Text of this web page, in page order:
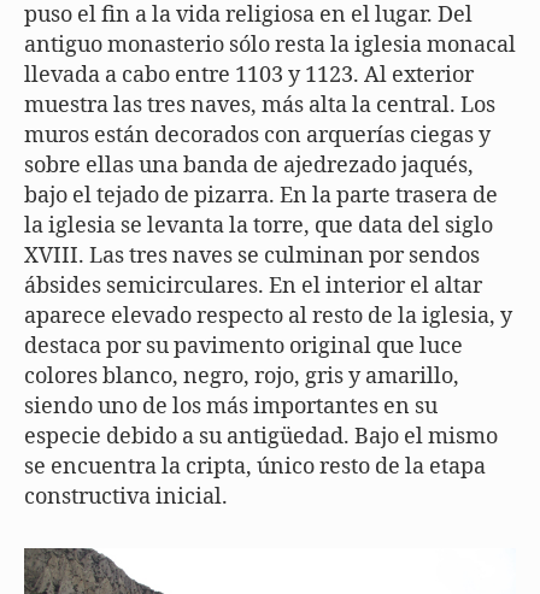
puso el fin a la vida religiosa en el lugar. Del
antiguo monasterio sólo resta la iglesia monacal
llevada a cabo entre 1103 y 1123. Al exterior
muestra las tres naves, más alta la central. Los
muros están decorados con arquerías ciegas y
sobre ellas una banda de ajedrezado jaqués,
bajo el tejado de pizarra. En la parte trasera de
la iglesia se levanta la torre, que data del siglo
XVIII. Las tres naves se culminan por sendos
ábsides semicirculares. En el interior el altar
aparece elevado respecto al resto de la iglesia, y
destaca por su pavimento original que luce
colores blanco, negro, rojo, gris y amarillo,
siendo uno de los más importantes en su
especie debido a su antigüedad. Bajo el mismo
se encuentra la cripta, único resto de la etapa
constructiva inicial.